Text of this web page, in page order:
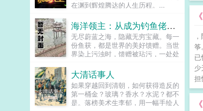
筝
担
赋，而百姓仍是水生火热！朱元璋我
明？朱棡呵呵，不改革弊端，若是一
昧杀杀杀，你哪怕是将天下官员全部
杀干净，又能如何？朱元璋我为你们
封王赐藩，就是为了让你们永享荣华
富贵，可曾对不起你们？朱棡呵呵，
物极必反，国亡族灭！逆子！朱元璋
怒喝道。呵呵，爹，论治国，你真不
行。朱棡淡然道。是夜，朱元璋留晋
王朱棡在京辅国，重议洪武诸策。...
在渊到辉煌腾达的人生历程。...
海洋领主：从成为钓鱼佬开始
无尽蔚蓝之海，隐藏无穷宝藏。每一
份鱼获，都是世界的美好馈赠。当世
界染上污浊时，馈赠被玷污，一处处
灭之际，一群渔者被召唤而来。这是
渔者也是愚者的故事。浓缩版一切从
挥动鱼竿成为钓鱼佬开始。苏忘
SO？长着8只眼睛3条腿的鱼到底能
不能吃？在线等，挺急的。...
大清话事人
如果穿越回到清朝，如何获得造反的
第一桶金？玻璃？香水？水泥？都不
是。落榜美术生李郁，用一幅手绘人